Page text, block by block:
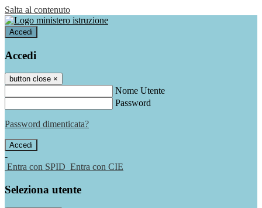
Salta al contenuto
Accedi
Accedi
button close ×
Nome Utente
Password
Password dimenticata?
-
Entra con SPID Entra con CIE
Seleziona utente